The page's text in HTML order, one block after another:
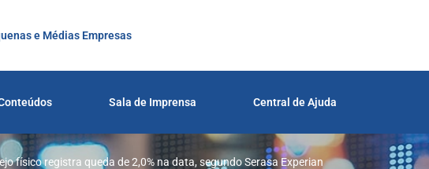
e Médias Empresas
Sala de Imprensa Central de Ajuda
físico registra queda de 2,0% na data, segundo Serasa Experian